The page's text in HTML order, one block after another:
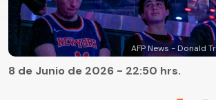
AFP News - Donald
8 de Junio de 2026 - 22:50 hrs.